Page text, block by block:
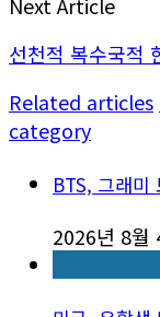
선천적 복수국적
Related articles
category
BTS, 그래미
2026년 8월